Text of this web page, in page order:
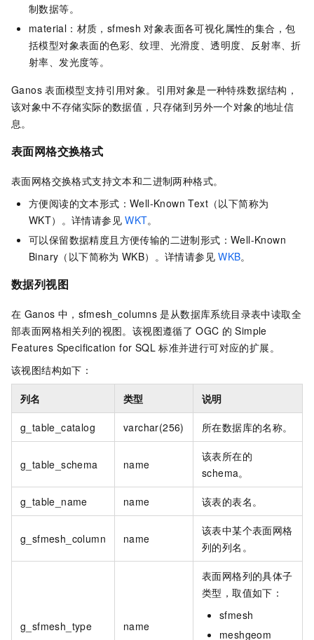
制数据等。
material：材质，sfmesh 对象表面各可视化属性的集合，包
括模型对象表面的色彩、纹理、光滑度、透明度、反射率、折
射率、发光度等。
Ganos 表面模型支持引用对象。引用对象是一种特殊数据结构，
该对象中不存储实际的数据值，只存储到另外一个对象的地址信
息。
表面网格交换格式
表面网格交换格式支持文本和二进制两种格式。
方便阅读的文本形式：Well-Known Text（以下简称为
WKT）。详情请参见 WKT。
可以保留数据精度且方便传输的二进制形式：Well-Known
Binary（以下简称为 WKB）。详情请参见 WKB。
数据列视图
在 Ganos 中，sfmesh_columns 是从数据库系统目录表中读取全
部表面网格相关列的视图。该视图遵循了 OGC 的 Simple
Features Specification for SQL 标准并进行可对应的扩展。
该视图结构如下：
列名 类型 说明
g_table_catalog varchar(256) 所在数据库的名称。
g_table_schema name
该表所在的
schema。
g_table_name name 该表的表名。
g_sfmesh_column name
该表中某个表面网格
列的列名。
g_sfmesh_type name
表面网格列的具体子
类型，取值如下：
sfmesh
meshgeom